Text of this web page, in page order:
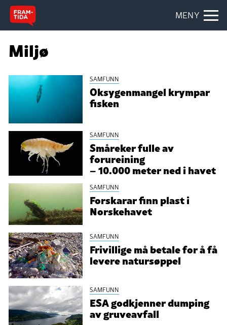
MENY
Miljø
SAMFUNN
Oksygenmangel krympar
fisken
SAMFUNN
Småreker fulle av
forureining
– 10.000 meter ned i havet
SAMFUNN
Forskarar finn plast i
Norskehavet
SAMFUNN
Frivillige må betale for å få
levere natursøppel
SAMFUNN
ESA godkjenner dumping
av gruveavfall